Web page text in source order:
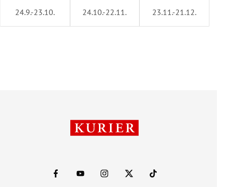
24.9.-23.10. 24.10.-22.11. 23.11.-21.12.